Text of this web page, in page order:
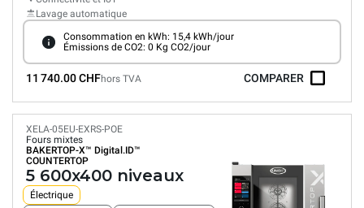
Lavage automatique
Consommation en kWh: 15,4 kWh/jour
Émissions de CO2: 0 Kg CO2/jour
11 740.00 CHFhors TVA COMPARER
XELA-05EU-EXRS-POE
Fours mixtes
BAKERTOP-X™ Digital.ID™
COUNTERTOP
5 600x400 niveaux
Électrique